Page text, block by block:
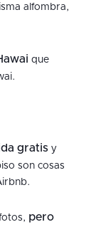
alfombra,
que
gratis y
son cosas
pero